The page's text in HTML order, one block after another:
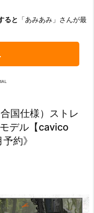
ると 「あみあみ」さんが最
国仕様）ストレ
デル【cavico
約》